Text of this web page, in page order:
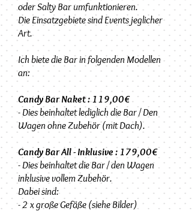
oder Salty Bar umfunktionieren.
Die Einsatzgebiete sind Events jeglicher
Art.
Ich biete die Bar in folgenden Modellen
an:
Candy Bar Naket : 119,00€
- Dies beinhaltet lediglich die Bar / Den
Wagen ohne Zubehör (mit Dach).
Candy Bar All - Inklusive : 179,00€
- Dies beinhaltet die Bar / den Wagen
inklusive vollem Zubehör.
Dabei sind:
- 2 x große Gefäße (siehe Bilder)